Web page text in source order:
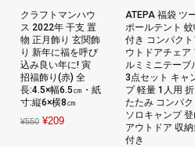
クラフトマンハウ
ス 2022年 干支 置
物 正月飾り 玄関飾
り 新年に福を呼び
込み良い年に! 寅
招福飾り(赤) 全
長:4.5×幅6.5㎝・紙
寸:縦6×横8㎝
¥550 Original
¥209Current
ATEPA 福袋 ツ
ポールテント 蚊
付き コンパクト
ウトドアチェア
ルミミニテーブ
3点セット キャ
プ 軽量 1人用 折
たたみ コンパク
ソロキャンプ 登
アウトドア 収納
付き